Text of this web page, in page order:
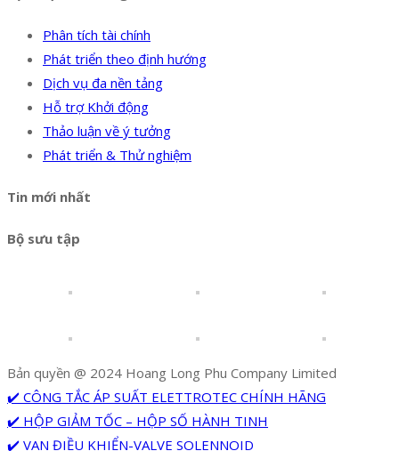
Phân tích tài chính
Phát triển theo định hướng
Dịch vụ đa nền tảng
Hỗ trợ Khởi động
Thảo luận về ý tưởng
Phát triển & Thử nghiệm
Tin mới nhất
Bộ sưu tập
Bản quyền @ 2024 Hoang Long Phu Company Limited
✔️ CÔNG TẮC ÁP SUẤT ELETTROTEC CHÍNH HÃNG
✔️ HỘP GIẢM TỐC – HỘP SỐ HÀNH TINH
✔️ VAN ĐIỀU KHIỂN-VALVE SOLENNOID